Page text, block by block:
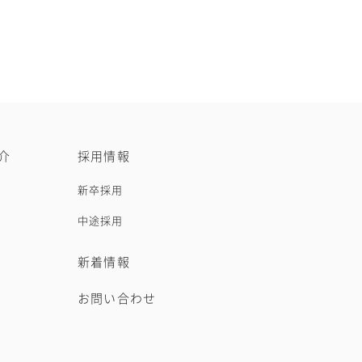
採用情報
新卒採用
中途採用
新着情報
お問い合わせ